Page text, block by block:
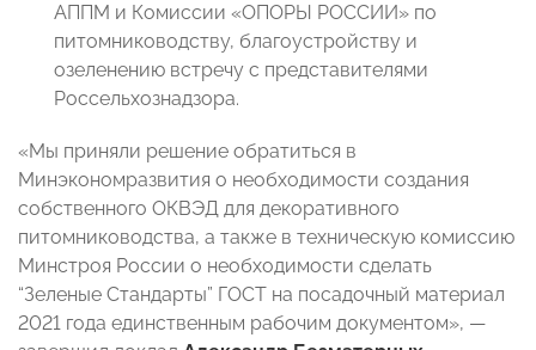
АППМ и Комиссии «ОПОРЫ РОССИИ» по
питомниководству, благоустройству и
озеленению встречу с представителями
Россельхознадзора.
«Мы приняли решение обратиться в
Минэкономразвития о необходимости создания
собственного ОКВЭД для декоративного
питомниководства, а также в техническую комиссию
Минстроя России о необходимости сделать
“Зеленые Стандарты” ГОСТ на посадочный материал
2021 года единственным рабочим документом», —